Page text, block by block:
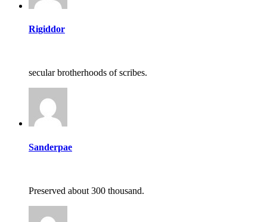
Rigiddor
secular brotherhoods of scribes.
Sanderpae
Preserved about 300 thousand.